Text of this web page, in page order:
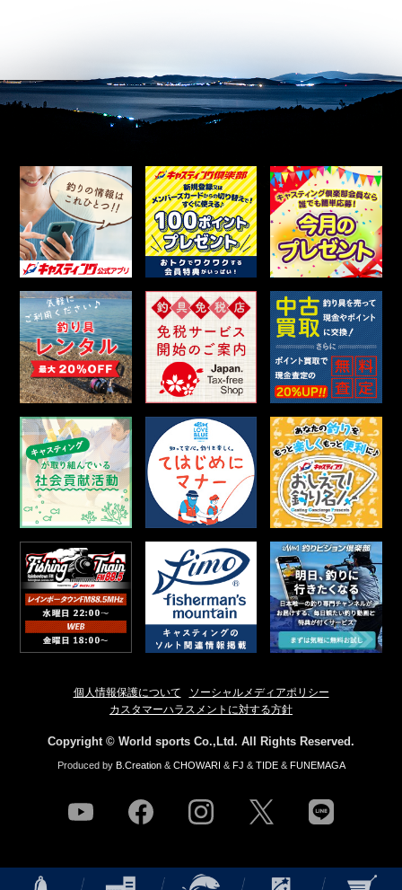
個人情報保護について
ソーシャルメディアポリシー
カスタマーハラスメントに対する方針
Copyright © World sports Co.,Ltd. All Rights Reserved.
Produced by B.Creation& CHOWARI & FJ & TIDE& FUNEMAGA
youtube facebook instagram line
NEWS 店舗情報 釣果情報 HOW TO